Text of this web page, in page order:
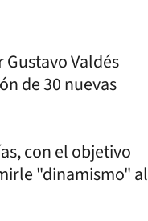
Valdés
de 30 nuevas
con el objetivo
"dinamismo" al